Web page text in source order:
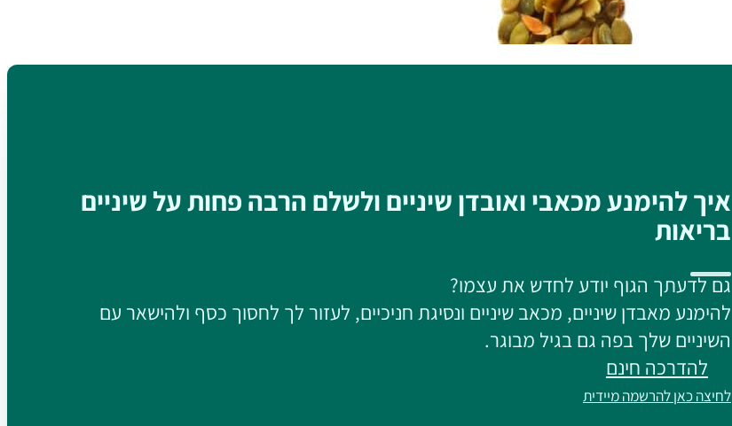
איך להימנע מכאבי ואובדן שיניים ולשלם הרבה פחות על שיניים
בריאות
גם לדעתך הגוף יודע לחדש את עצמו?
להימנע מאבדן שיניים, מכאב שיניים ונסיגת חניכיים, לעזור לך לחסוך כסף ולהישאר עם
השיניים שלך בפה גם בגיל מבוגר.
להדרכה חינם
לחיצה כאן להרשמה מיידית